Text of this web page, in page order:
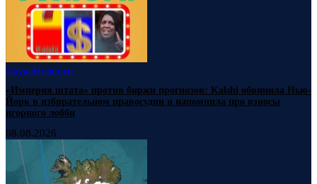
НаукаНовости
«Империя штата» против биржи прогнозов: Kalshi обвинила Нью-
Йорк в избирательном правосудии и напомнила про взносы
игорного лобби
08.08.2026